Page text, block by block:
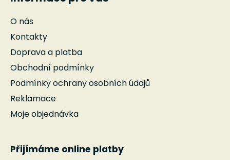
O nás
Kontakty
Doprava a platba
Obchodní podmínky
Podmínky ochrany osobních údajů
Reklamace
Moje objednávka
Přijímáme online platby